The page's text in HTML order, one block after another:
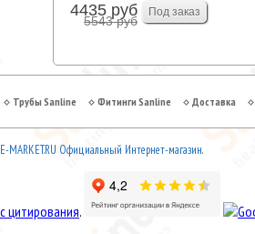
4435 руб
5543 руб
Трубы Sanline Фитинги Sanline Доставка
MARKET.RU Официальный Интернет-магазин.
.